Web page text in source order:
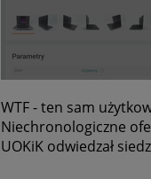
WTF - ten sam
Niechronologiczne
UOKiK odwiedzał